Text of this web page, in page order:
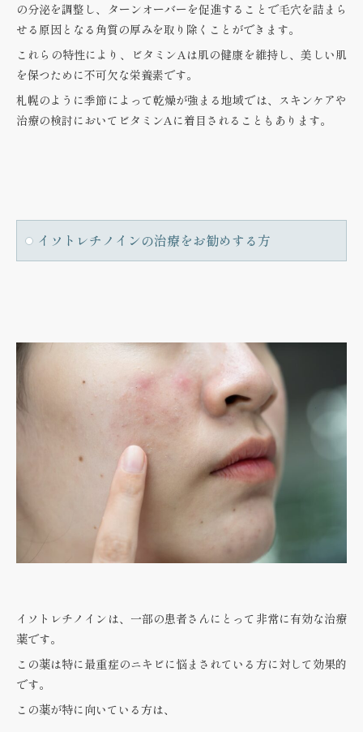
の分泌を調整し、ターンオーバーを促進することで毛穴を詰まら
せる原因となる角質の厚みを取り除くことができます。
これらの特性により、ビタミンAは肌の健康を維持し、美しい肌
を保つために不可欠な栄養素です。
札幌のように季節によって乾燥が強まる地域では、スキンケアや
治療の検討においてビタミンAに着目されることもあります。
イソトレチノインの治療をお勧めする方
イソトレチノインは、一部の患者さんにとって非常に有効な治療
薬です。
この薬は特に最重症のニキビに悩まされている方に対して効果的
です。
この薬が特に向いている方は、